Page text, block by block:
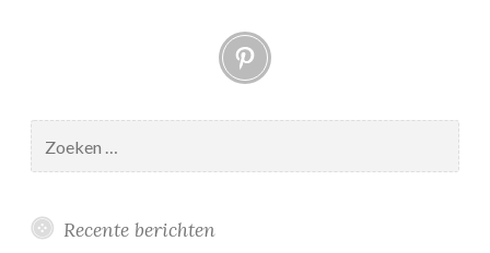
Pinterest
naar:
Recente berichten